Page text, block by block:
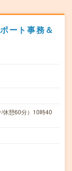
ート事務＆
休憩60分）10時40